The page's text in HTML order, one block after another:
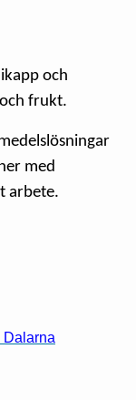
och
frukt.
med
arbete.
Dalarna